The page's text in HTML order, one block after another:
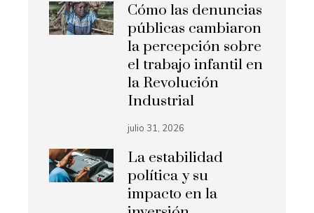
Cómo las denuncias
públicas cambiaron
la percepción sobre
el trabajo infantil en
la Revolución
Industrial
julio 31, 2026
La estabilidad
política y su
impacto en la